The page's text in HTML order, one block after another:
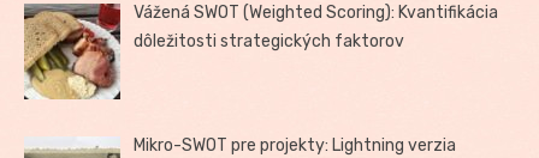
Vážená SWOT (Weighted Scoring): Kvantifikácia
dôležitosti strategických faktorov
Mikro-SWOT pre projekty: Lightning verzia